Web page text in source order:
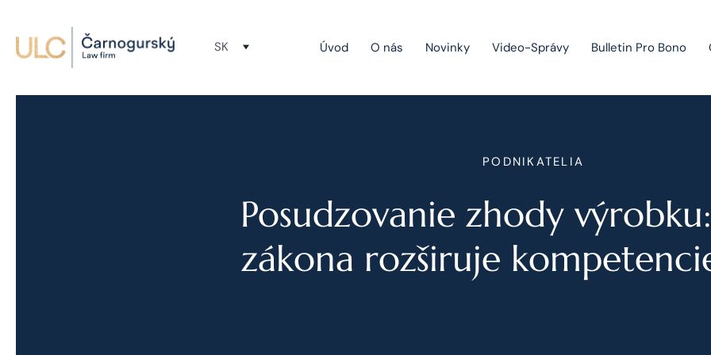
SK Úvod O nás Novinky Video-Správy Bulletin Pro Bono
Fúzie a akvizície
Právo obchodných spoločností
Právo hospodárskej súťaže
PODNIKATELIA
Posudzovanie zhody
zákona rozširuje